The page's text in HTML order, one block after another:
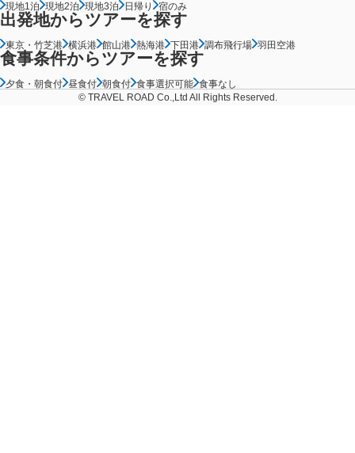
現地1泊 現地2泊 現地3泊 日帰り 宿のみ
出発地からツアーを探す
東京・竹芝港 横浜港 館山港 熱海港 下田港 調布飛行場 羽田空港
食事条件からツアーを探す
夕食・朝食付 昼食付 朝食付 食事選択可能 食事なし
© TRAVEL ROAD Co.,Ltd All Rights Reserved.